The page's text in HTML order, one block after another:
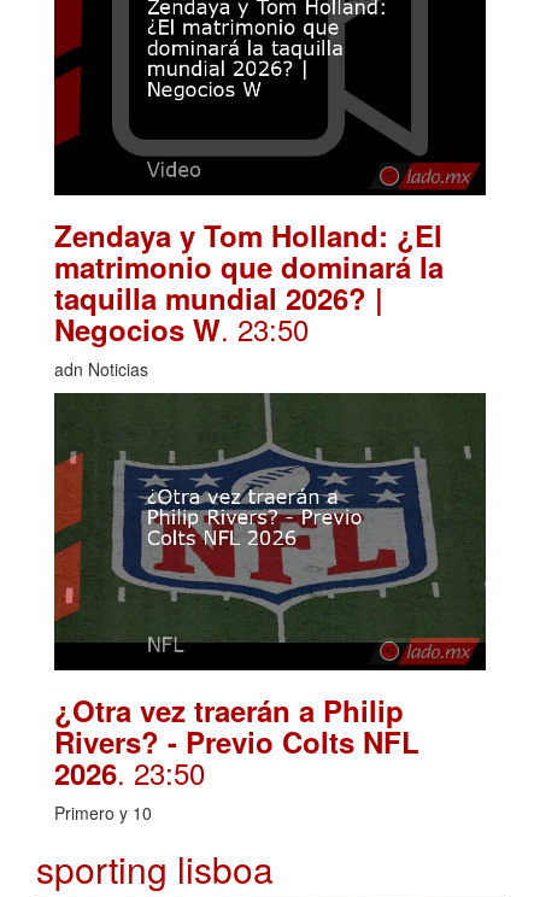
Zendaya y Tom Holland: ¿El
matrimonio que dominará la
taquilla mundial 2026? |
Negocios W. 23:50
adn Noticias
¿Otra vez traerán a Philip
Rivers? - Previo Colts NFL
2026. 23:50
Primero y 10
sporting lisboa